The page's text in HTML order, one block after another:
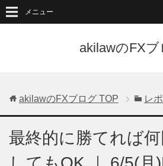
akilawのFX
メニュー
akilawのFXブログ TOP レ
最終的に勝てれば